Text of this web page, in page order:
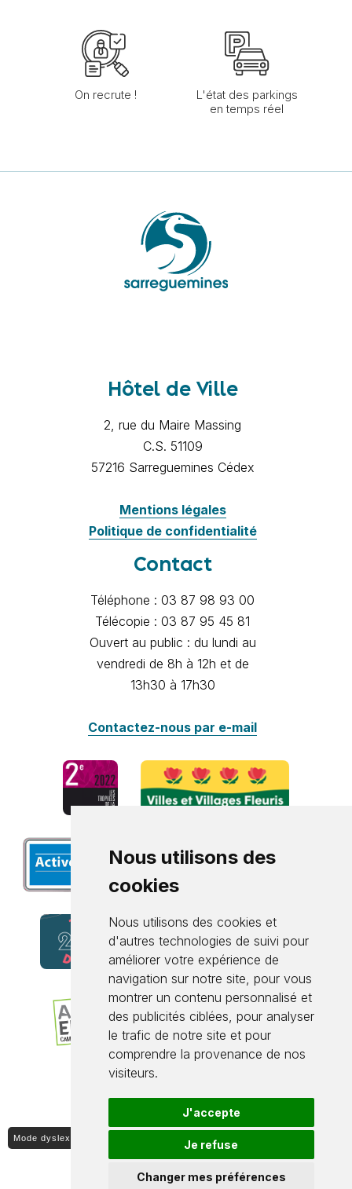
Nous utilisons des
cookies
Nous utilisons des cookies et
d'autres technologies de suivi pour
améliorer votre expérience de
navigation sur notre site, pour vous
montrer un contenu personnalisé et
des publicités ciblées, pour analyser
le trafic de notre site et pour
comprendre la provenance de nos
visiteurs.
J'accepte
Je refuse
Changer mes préférences
On recrute !
L'état des parkings
en temps réel
Hôtel de Ville
2, rue du Maire Massing
C.S. 51109
57216 Sarreguemines Cédex
Mentions légales
Politique de confidentialité
Contact
Téléphone : 03 87 98 93 00
Télécopie : 03 87 95 45 81
Ouvert au public : du lundi au
vendredi de 8h à 12h et de
13h30 à 17h30
Contactez-nous par e-mail
Mode dyslexique ON / OFF